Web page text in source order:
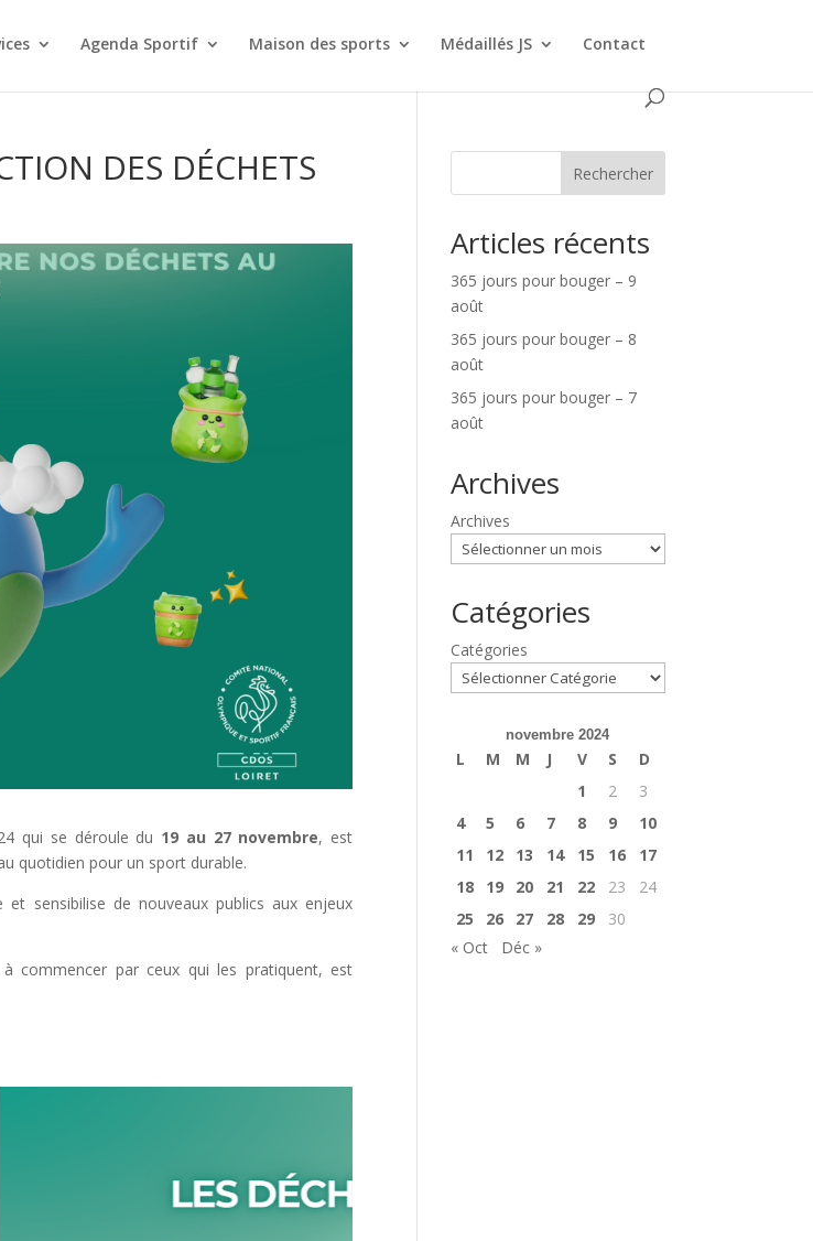
Agenda Sportif Maison des sports Médaillés JS Contact
DES DÉCHETS
qui se déroule du 19 au 27 novembre, est
quotidien pour un sport durable.
et sensibilise de nouveaux publics aux enjeux
commencer par ceux qui les pratiquent, est
Rechercher
Articles récents
365 jours pour bouger – 9
août
365 jours pour bouger – 8
août
365 jours pour bouger – 7
août
Archives
Archives
Catégories
Catégories
novembre 2024
L M M J V S
D
1
2
3
4
5 6 7 8 9
10
11
12 13 14 15 16
17
18
19 20 21 22 23
24
25
26 27 28 29
30
« Oct
Déc »